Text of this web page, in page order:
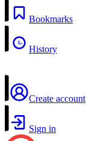
Bookmarks
History
Create account
Sign in